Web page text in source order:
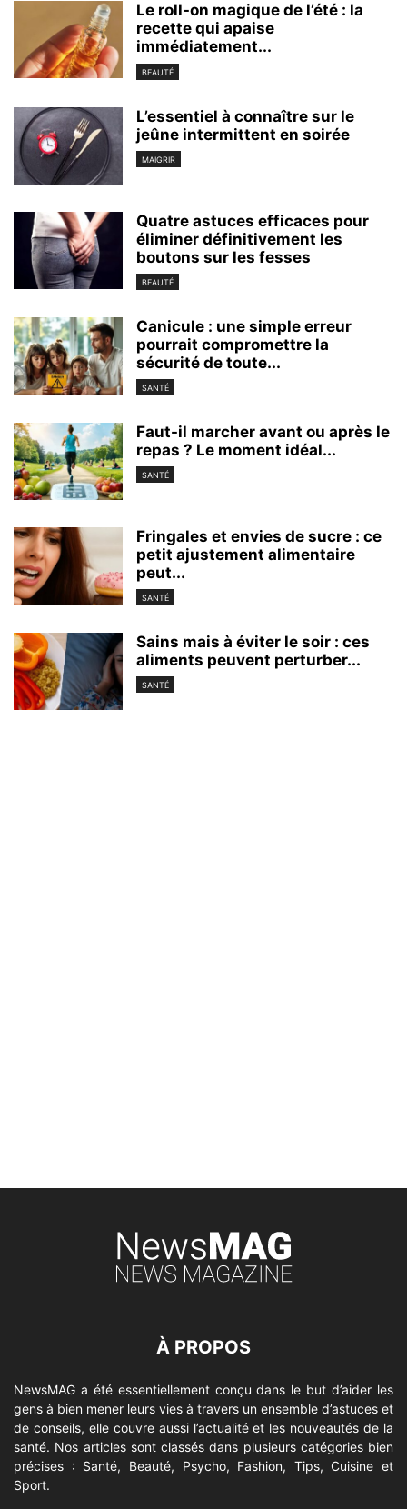
Le roll-on magique de l’été : la
recette qui apaise
immédiatement...
BEAUTÉ
L’essentiel à connaître sur le
jeûne intermittent en soirée
MAIGRIR
Quatre astuces efficaces pour
éliminer définitivement les
boutons sur les fesses
BEAUTÉ
Canicule : une simple erreur
pourrait compromettre la
sécurité de toute...
SANTÉ
Faut-il marcher avant ou après le
repas ? Le moment idéal...
SANTÉ
Fringales et envies de sucre : ce
petit ajustement alimentaire
peut...
SANTÉ
Sains mais à éviter le soir : ces
aliments peuvent perturber...
SANTÉ
À PROPOS
NewsMAG a été essentiellement conçu dans le but d’aider les
gens à bien mener leurs vies à travers un ensemble d’astuces et
de conseils, elle couvre aussi l’actualité et les nouveautés de la
santé. Nos articles sont classés dans plusieurs catégories bien
précises : Santé, Beauté, Psycho, Fashion, Tips, Cuisine et
Sport.